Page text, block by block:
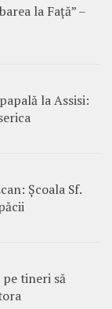
la Față” –
la Assisi:
Școala Sf.
tineri să